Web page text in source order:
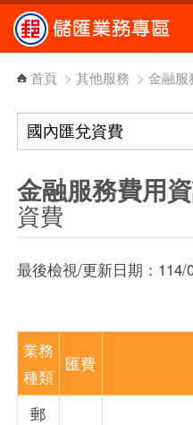
跳到主要內容區塊
首頁 > 其他服務 > 金融服
金融服務費用
資費
最後檢視/更新日期：114/
業務
種類
匯費
郵